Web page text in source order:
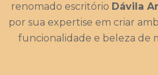
renomado escritório Dávila
por sua expertise em criar
funcionalidade e beleza de